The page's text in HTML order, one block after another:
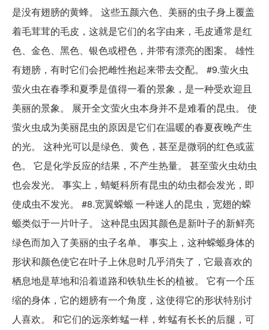
是没有翅膀的黄蜂。 这些五颜六色、美丽的虫子身上覆盖
着毛茸茸的毛皮，这就是它们的名字由来，毛皮通常是红
色、金色、黑色、银色或橙色，并带有漂亮的图案。 雄性
有翅膀，有时它们会把雌性抱起来带去交配。 #9.萤火虫
萤火虫在春季和夏季是值得一看的景象，是一种受欢迎且
美丽的景象。 展开全文萤火虫本身并不是难看的昆虫。 使
萤火虫成为美丽昆虫的原因是它们在温暖的春夏夜晚产生
的光。 这种光可以是绿色、黄色，甚至是微弱的红色或蓝
色。 它是化学反应的结果，不产生热量。 甚至萤火虫幼虫
也会发光。 事实上，蜻蜓科所有昆虫的幼虫都会发光，即
使成虫不发光。 #8.宽翼蝾螈 一种迷人的昆虫，宽翅的蝾
螈类似于一片叶子。 这种昆虫因其颜色是新叶子的新鲜亮
绿色而加入了美丽的虫子名单。 事实上，这种蝾螈身体的
形状和颜色使它在叶子上休息时几乎消失了，它最喜欢的
栖息地是草地和沿着道路和铁轨生长的植被。 它有一个压
缩的身体，它的翅膀有一个角度，这使得它的形状特别讨
人喜欢。 和它们的远亲蚱蜢一样，蚱蜢有长长的后腿，可